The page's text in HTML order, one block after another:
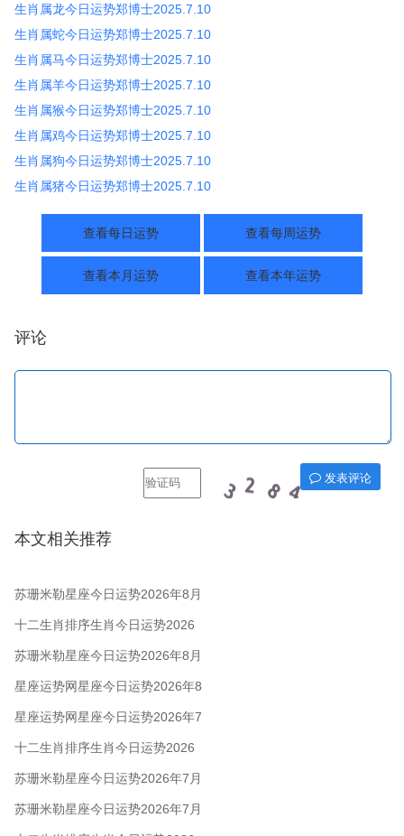
生肖属龙今日运势郑博士2025.7.10
生肖属蛇今日运势郑博士2025.7.10
生肖属马今日运势郑博士2025.7.10
生肖属羊今日运势郑博士2025.7.10
生肖属猴今日运势郑博士2025.7.10
生肖属鸡今日运势郑博士2025.7.10
生肖属狗今日运势郑博士2025.7.10
生肖属猪今日运势郑博士2025.7.10
查看每日运势 查看每周运势
查看本月运势 查看本年运势
评论
发表评论
本文相关推荐
苏珊米勒星座今日运势2026年8月
6日
十二生肖排序生肖今日运势2026
年8月5日
苏珊米勒星座今日运势2026年8月
5日
星座运势网星座今日运势2026年8
月5日
星座运势网星座今日运势2026年7
月28日
十二生肖排序生肖今日运势2026
年7月28日
苏珊米勒星座今日运势2026年7月
28日
苏珊米勒星座今日运势2026年7月